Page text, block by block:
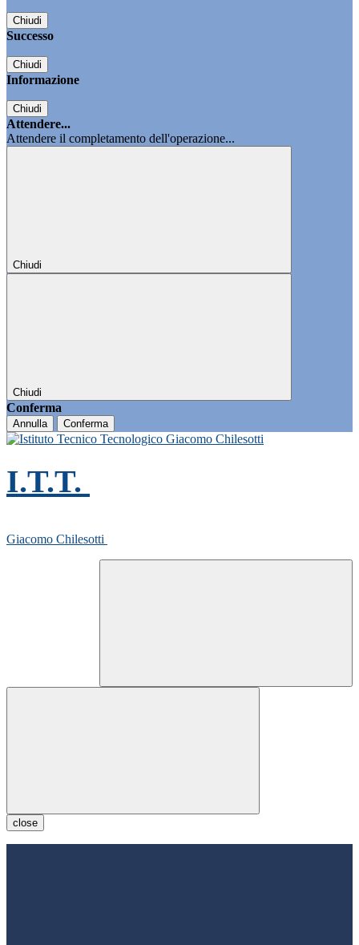
Chiudi
Successo
Chiudi
Informazione
Chiudi
Attendere...
Attendere il completamento dell'operazione...
Chiudi
Chiudi
Conferma
Annulla Conferma
I.T.T.
Giacomo Chilesotti
close